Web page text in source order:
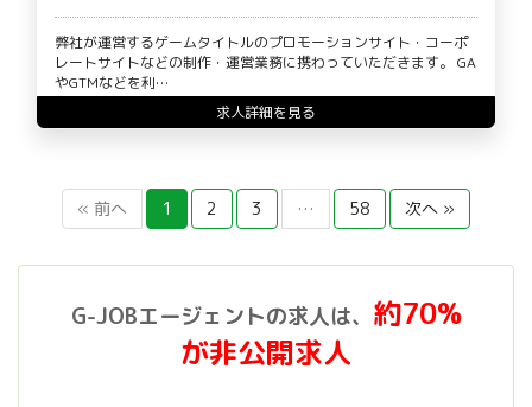
弊社が運営するゲームタイトルのプロモーションサイト・コーポ
レートサイトなどの制作・運営業務に携わっていただきます。 GA
やGTMなどを利…
求人詳細を見る
« 前へ 1 2 3 … 58 次へ »
G-JOBエージェントの求人は、 約70%
が非公開求人